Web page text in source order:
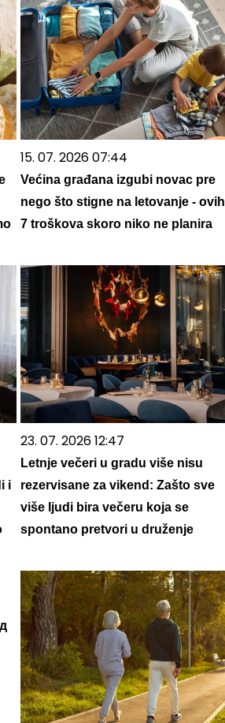
15. 07. 2026 07:44
Većina građana izgubi novac pre
nego što stigne na letovanje - ovih
7 troškova skoro niko ne planira
i
23. 07. 2026 12:47
Letnje večeri u gradu više nisu
rezervisane za vikend: Zašto sve
više ljudi bira večeru koja se
spontano pretvori u druženje